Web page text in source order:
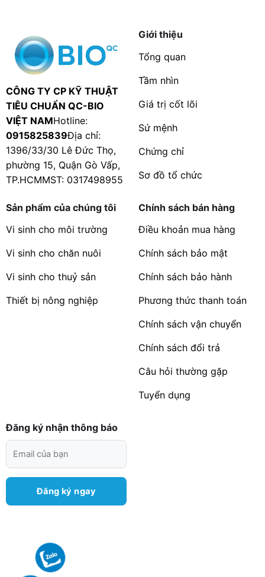
CÔNG TY CP KỸ THUẬT
TIÊU CHUẨN QC-BIO
VIỆT NAMHotline:
0915825839Địa chỉ:
1396/33/30 Lê Đức Thọ,
phường 15, Quận Gò Vấp,
TP.HCMMST: 0317498955
Giới thiệu
Tổng quan
Tầm nhìn
Giá trị cốt lõi
Sứ mệnh
Chứng chỉ
Sơ đồ tổ chức
Sản phẩm của chúng tôi
Vi sinh cho môi trường
Vi sinh cho chăn nuôi
Vi sinh cho thuỷ sản
Thiết bị nông nghiệp
Chính sách bán hàng
Điều khoản mua hàng
Chính sách bảo mật
Chính sách bảo hành
Phương thức thanh toán
Chính sách vận chuyển
Chính sách đổi trả
Câu hỏi thường gặp
Tuyển dụng
Đăng ký nhận thông báo